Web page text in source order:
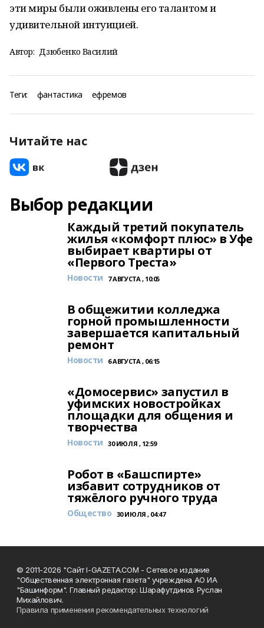
эти миры были оживлены его талантом и
удивительной интуицией.
Автор: Дзюбенко Василий
Теги: фантастика ефремов
Читайте нас
Выбор редакции
Каждый третий покупатель
жилья «комфорт плюс» в Уфе
выбирает квартиры от
«Первого Треста»
Новости 7 АВГУСТА , 10:05
В общежитии колледжа
горной промышленности
завершается капитальный
ремонт
Новости 6 АВГУСТА , 06:15
«Домосервис» запустил в
уфимских новостройках
площадки для общения и
творчества
Новости 30 ИЮЛЯ , 12:59
Робот в «Башспирте»
избавит сотрудников от
тяжёлого ручного труда
Общество 30 ИЮЛЯ , 04:47
© 2011-2026 "Сайт I-GAZETA.COM - Сетевое издание
"Общественная электронная газета" учреждена АО ИА
"Башинформ". Главный редактор: Шарафутдинов Руслан
Михайлович.
Правила применения рекомендательных технологий